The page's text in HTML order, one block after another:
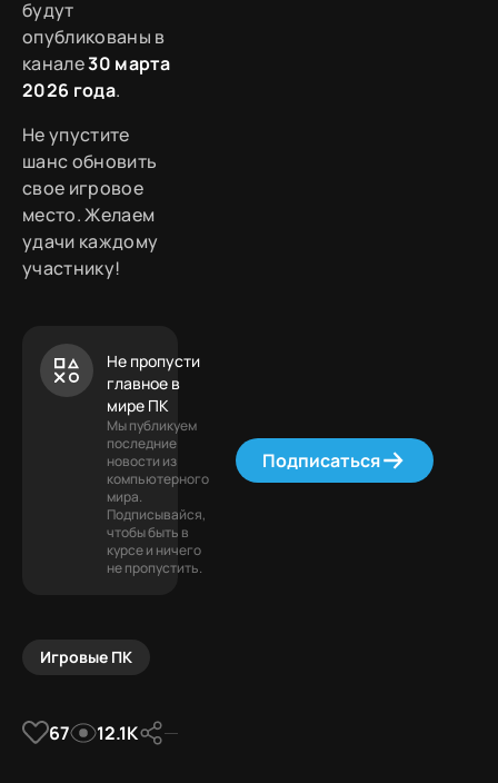
будут
опубликованы в
канале30 марта
2026 года.
Не упустите
шанс обновить
свое игровое
место. Желаем
удачи каждому
участнику!
Не пропусти
главное в
мире ПК
Мы публикуем
последние
новости из
компьютерного
мира.
Подписывайся,
чтобы быть в
курсе и ничего
не пропустить.
Подписаться
Игровые ПК
67 12.1К